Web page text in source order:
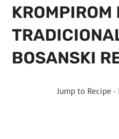
KROMPIROM
BOSANSKI
Jump to Recipe -